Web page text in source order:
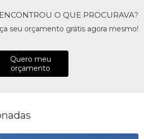
ENCONTROU O QUE PROCURAVA?
seu orçamento grátis agora mesmo!
Quero meu
orçamento